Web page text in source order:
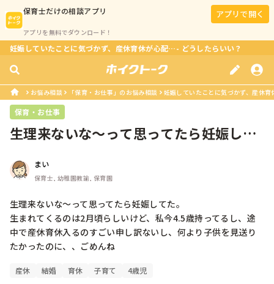
保育士だけの相談アプリ
アプリを無料でダウンロード！
アプリで開く
妊娠していたことに気づかず、産休育休が心配…- どうしたらいい？
お悩み相談 「保育・お仕事」のお悩み相談 妊娠していたことに気づかず、産休
保育・お仕事
生理来ないな〜って思ってたら妊娠して
まい
保育士, 幼稚園教諭, 保育園
生理来ないな〜って思ってたら妊娠してた。
生まれてくるのは2月頃らしいけど、私今4.5歳持ってるし、途
中で産休育休入るのすごい申し訳ないし、何より子供を見送り
たかったのに、、ごめんね
産休 結婚 育休 子育て 4歳児